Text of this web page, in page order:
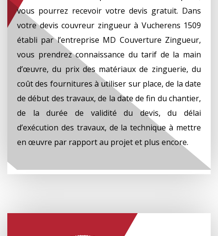
vous pourrez recevoir votre devis gratuit. Dans
votre devis couvreur zingueur à Vucherens 1509
établi par l’entreprise MD Couverture Zingueur,
vous prendrez connaissance du tarif de la main
d’œuvre, du prix des matériaux de zinguerie, du
coût des fournitures à utiliser sur place, de la date
de début des travaux, de la date de fin du chantier,
de la durée de validité du devis, du délai
d’exécution des travaux, de la technique à mettre
en œuvre par rapport au projet et plus encore.